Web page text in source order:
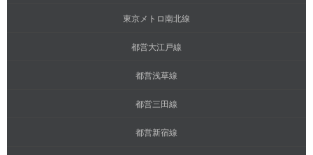
東京メトロ南北線
都営大江戸線
都営浅草線
都営三田線
都営新宿線